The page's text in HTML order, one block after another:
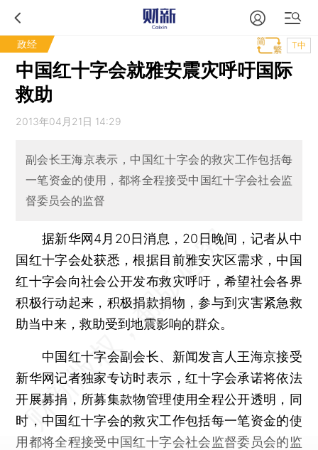
政经 T中
中国红十字会就雅安震灾呼吁国际
救助
2013年04月21日 14:29
副会长王海京表示，中国红十字会的救灾工作包括每
一笔资金的使用，都将全程接受中国红十字会社会监
督委员会的监督
据新华网4月20日消息，20日晚间，记者从中
国红十字会处获悉，根据目前雅安灾区需求，中国
红十字会向社会公开发布救灾呼吁，希望社会各界
积极行动起来，积极捐款捐物，参与到灾害紧急救
助当中来，救助受到地震影响的群众。
中国红十字会副会长、新闻发言人王海京接受
新华网记者独家专访时表示，红十字会承诺将依法
开展募捐，所募集款物管理使用全程公开透明，同
时，中国红十字会的救灾工作包括每一笔资金的使
用都将全程接受中国红十字会社会监督委员会的监